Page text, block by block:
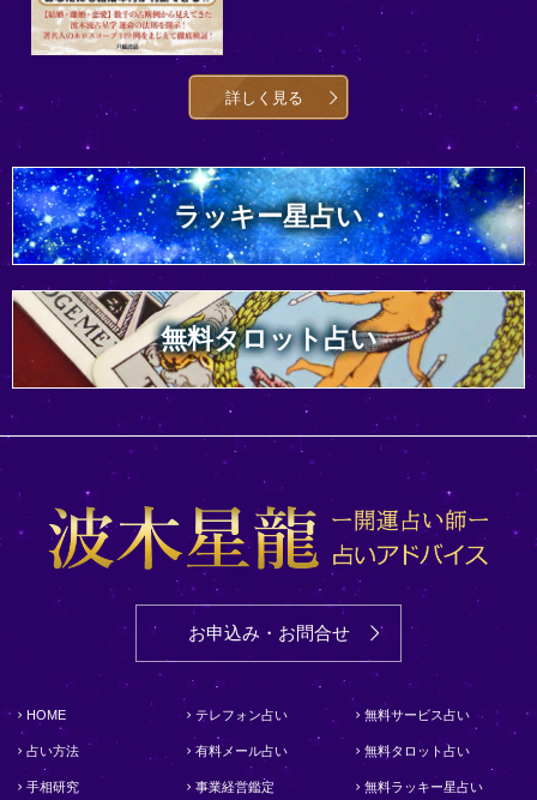
詳しく見る
ラッキー星占い
無料タロット占い
お申込み・お問合せ
HOME
占い方法
手相研究
テレフォン占い
有料メール占い
事業経営鑑定
無料サービス占い
無料タロット占い
無料ラッキー星占い